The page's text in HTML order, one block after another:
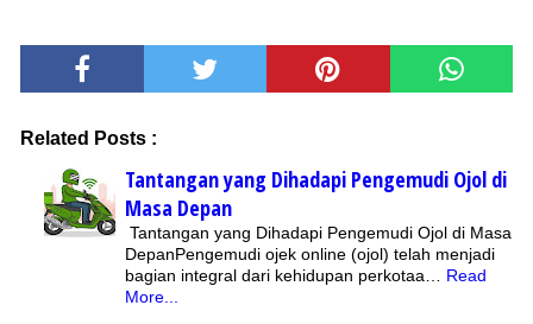
Related Posts :
Tantangan yang Dihadapi Pengemudi Ojol di
Masa Depan
Tantangan yang Dihadapi Pengemudi Ojol di Masa
DepanPengemudi ojek online (ojol) telah menjadi
bagian integral dari kehidupan perkotaa… Read
More...